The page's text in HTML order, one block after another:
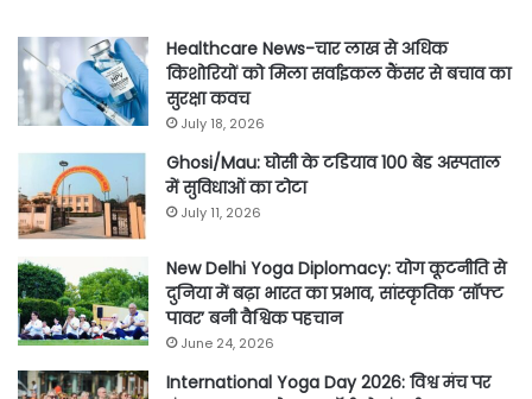
Healthcare News-चार लाख से अधिक
किशोरियों को मिला सर्वाइकल कैंसर से बचाव का
सुरक्षा कवच
July 18, 2026
Ghosi/Mau: घोसी के टडियाव 100 बेड अस्पताल
में सुविधाओं का टोटा
July 11, 2026
New Delhi Yoga Diplomacy: योग कूटनीति से
दुनिया में बढ़ा भारत का प्रभाव, सांस्कृतिक ‘सॉफ्ट
पावर’ बनी वैश्विक पहचान
June 24, 2026
International Yoga Day 2026: विश्व मंच पर